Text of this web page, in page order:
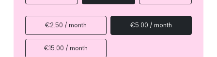
€2.50 / month €5.00 / month
€15.00 / month